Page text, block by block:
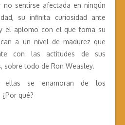
no sentirse afectada en ningún
su infinita curiosidad ante
el aplomo con el que toma su
a un nivel de madurez que
con las actitudes de sus
sobre todo de Ron Weasley.
ellas se enamoran de los
qué?